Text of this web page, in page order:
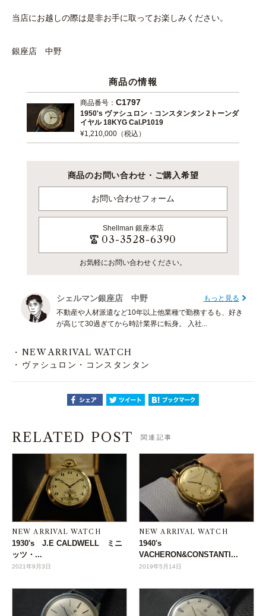
当店にお越しの際は是非お手に取ってお楽しみください。
銀座店 中野
商品の情報
商品番号： C1797
1950's ヴァシュロン・コンスタンタン 2トーンダ
イヤル 18KYG Cal.P1019
¥1,210,000（税込）
商品のお問い合わせ・ご購入希望
お問い合わせフォーム
Shellman 銀座本店
03-3528-6390
お気軽にお問い合わせください。
シェルマン銀座店 中野
もっと見る
不動産や人材派遣など10年以上他業種で勤務するも、好き
が高じて30過ぎてから時計業界に転身。 入社...
NEW ARRIVAL WATCH
ヴァシュロン・コンスタンタン
RELATED POST 関連記事
NEW ARRIVAL WATCH
1930's J.E CALDWELL ミニ
ッツ・...
2021年9月3日
NEW ARRIVAL WATCH
1940's
VACHERON&CONSTANTI...
2019年5月14日